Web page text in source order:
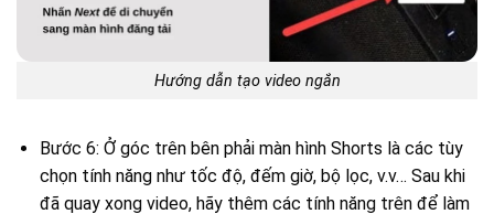
Hướng dẫn tạo video ngắn
Bước 6: Ở góc trên bên phải màn hình Shorts là các tùy
chọn tính năng như tốc độ, đếm giờ, bộ lọc, v.v… Sau khi
đã quay xong video, hãy thêm các tính năng trên để làm